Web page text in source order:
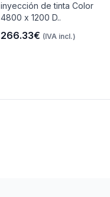
inyección de tinta Color
4800 x 1200 D..
266.33€ (IVA incl.)